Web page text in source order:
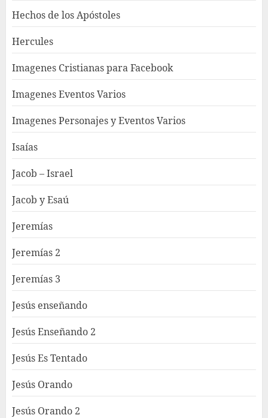
Hechos de los Apóstoles
Hercules
Imagenes Cristianas para Facebook
Imagenes Eventos Varios
Imagenes Personajes y Eventos Varios
Isaías
Jacob – Israel
Jacob y Esaú
Jeremías
Jeremías 2
Jeremías 3
Jesús enseñando
Jesús Enseñando 2
Jesús Es Tentado
Jesús Orando
Jesús Orando 2